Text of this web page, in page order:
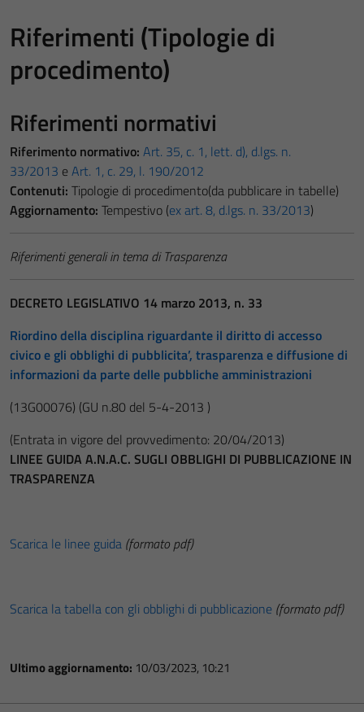
Riferimenti (Tipologie di
procedimento)
Riferimenti normativi
Riferimento normativo: Art. 35, c. 1, lett. d), d.lgs. n.
33/2013 eArt. 1, c. 29, l. 190/2012
Contenuti: Tipologie di procedimento(da pubblicare in tabelle)
Aggiornamento: Tempestivo (ex art. 8, d.lgs. n. 33/2013)
Riferimenti generali in tema di Trasparenza
DECRETO LEGISLATIVO 14 marzo 2013, n. 33
Riordino della disciplina riguardante il diritto di accesso
civico e gli obblighi di pubblicita’, trasparenza e diffusione di
informazioni da parte delle pubbliche amministrazioni
(13G00076) (GU n.80 del 5-4-2013 )
(Entrata in vigore del provvedimento: 20/04/2013)
LINEE GUIDA A.N.A.C. SUGLI OBBLIGHI DI PUBBLICAZIONE IN
TRASPARENZA
Scarica le linee guida (formato pdf)
Scarica la tabella con gli obblighi di pubblicazione (formato pdf)
Ultimo aggiornamento: 10/03/2023, 10:21